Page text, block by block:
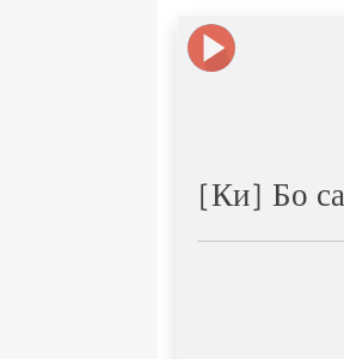
[Ки] Бо